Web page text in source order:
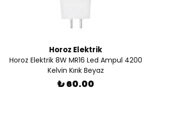
Horoz Elektrik
Horoz Elektrik 8W MR16 Led Ampul 4200
Kelvin Kırık Beyaz
₺ 60.00